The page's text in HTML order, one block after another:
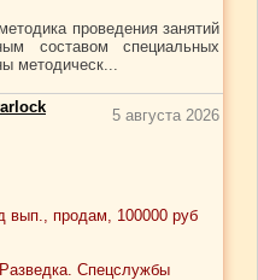
проведения занятий
составом специальных
методическ...
5 августа 2026
вып., продам, 100000 руб
Спецслужбы